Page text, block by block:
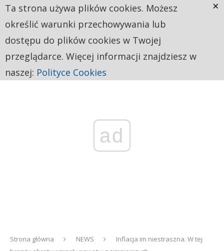
ad
Strona główna NEWS
Inflacja im niestraszna. W tej
Ta strona używa plików cookies. Możesz
określić warunki przechowywania lub
dostępu do plików cookies w Twojej
przeglądarce. Więcej informacji znajdziesz w
naszej: Polityce Cookies
×